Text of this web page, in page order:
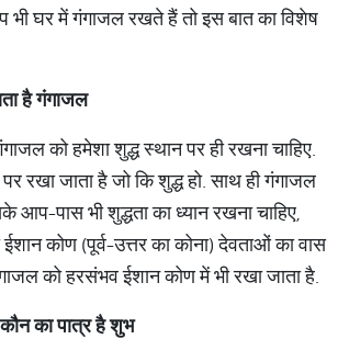
भी घर में गंगाजल रखते हैं तो इस बात का विशेष
हैगंगाजल
को हमेशा शुद्ध स्थान पर ही रखना चाहिए.
रखा जाता है जो कि शुद्ध हो. साथ ही गंगाजल
आप-पास भी शुद्धता का ध्यान रखना चाहिए,
ईशान कोण (पूर्व-उत्तर का कोना) देवताओं का वास
को हरसंभव ईशान कोण में भी रखा जाता है.
कौनकापात्रहैशुभ